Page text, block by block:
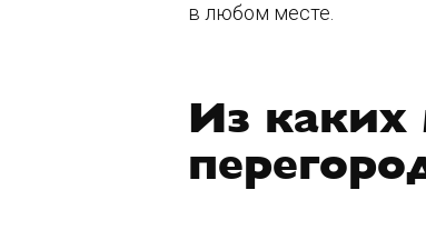
в любом месте.
Из каких